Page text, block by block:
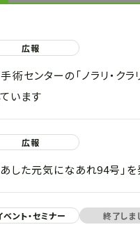
広報
術センターの「ノラリ・クラ
います
広報
した元気になあれ94号」
ベント・セミナー 終了しま